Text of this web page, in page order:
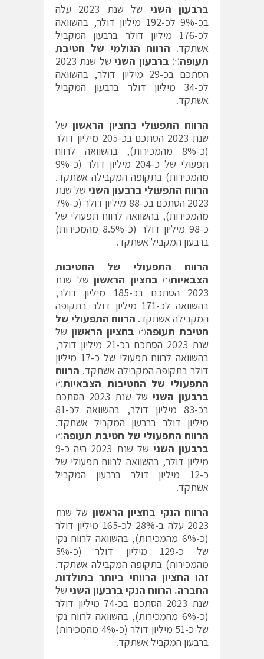
ברבעון השני
של שנת 2023 עלה
בכ-9% לכ-192 מיליון דולר, בהשוואה
לכ-176 מיליון דולר ברבעון המקביל
אשתקד. הרווח הגולמי של חטיבת
תעופה(*) ברבעון השני
של שנת 2023
הסתכם בכ-29 מיליון דולר, בהשוואה
לכ-34 מיליון דולר ברבעון המקביל
אשתקד.
הרווח התפעולי בחציון הראשון של
שנת 2023 הסתכם בכ-205 מיליון דולר
(כ-8% מהמכירות), בהשוואה לרווח
תפעולי של כ-204 מיליון דולר (כ-9%
מהמכירות) בתקופה המקבילה אשתקד.
הרווח התפעולי ברבעון השני של שנת
2023 הסתכם בכ-88 מיליון דולר (כ-7%
מהמכירות), בהשוואה לרווח תפעולי של
כ-98 מיליון דולר (כ-8.5% מהמכירות)
ברבעון המקביל אשתקד.
הרווח התפעולי של החטיבות
הצבאיות(*) בחציון הראשון של שנת
2023 הסתכם בכ-185 מיליון דולר,
בהשוואה לכ-171 מיליון דולר בתקופה
המקבילה אשתקד. הרווח התפעולי של
חטיבת תעופה(*) בחציון הראשון של
שנת 2023 הסתכם בכ-21 מיליון דולר,
בהשוואה לרווח תפעולי של כ-17 מיליון
דולר בתקופה המקבילה אשתקד. הרווח
התפעולי של החטיבות הצבאיות(*)
ברבעון השני
של שנת 2023 הסתכם
בכ-83 מיליון דולר, בהשוואה לכ-81
מיליון דולר ברבעון המקביל אשתקד.
הרווח התפעולי של חטיבת תעופה(*)
ברבעון השני
של שנת 2023 היה כ-9
מיליון דולר, בהשוואה לרווח תפעולי של
כ-12 מיליון דולר ברבעון המקביל
אשתקד.
הרווח הנקי בחציון הראשון של שנת
2023 עלה ב-28% לכ-165 מיליון דולר
(כ-6% מהמכירות), בהשוואה לרווח נקי
של כ-129 מיליון דולר (כ-5%
מהמכירות) בתקופה המקבילה אשתקד.
זהו החציון הרווחי ביותר בתולדות
החברה. הרווח הנקי ברבעון השני של
שנת 2023 הסתכם בכ-74 מיליון דולר
(כ-6% מהמכירות), בהשוואה לרווח נקי
של כ-51 מיליון דולר (כ-4% מהמכירות)
ברבעון המקביל אשתקד.